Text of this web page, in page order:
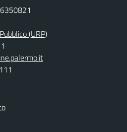
(URP)